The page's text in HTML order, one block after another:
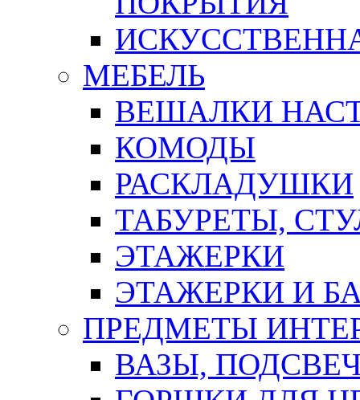
МЕБЕЛЬ
ВЕШАЛКИ
КОМОДЫ
РАСКЛАДУШКИ
ТАБУРЕТЫ,
ЭТАЖЕРКИ
ЭТАЖЕРКИ И
ПРЕДМЕТЫ
ВАЗЫ,